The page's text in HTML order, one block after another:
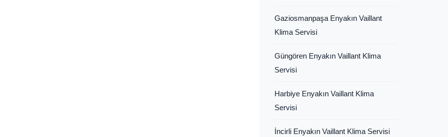
Gaziosmanpaşa Enyakın Vaillant
Klima Servisi
Güngören Enyakın Vaillant Klima
Servisi
Harbiye Enyakın Vaillant Klima
Servisi
İncirli Enyakın Vaillant Klima Servisi